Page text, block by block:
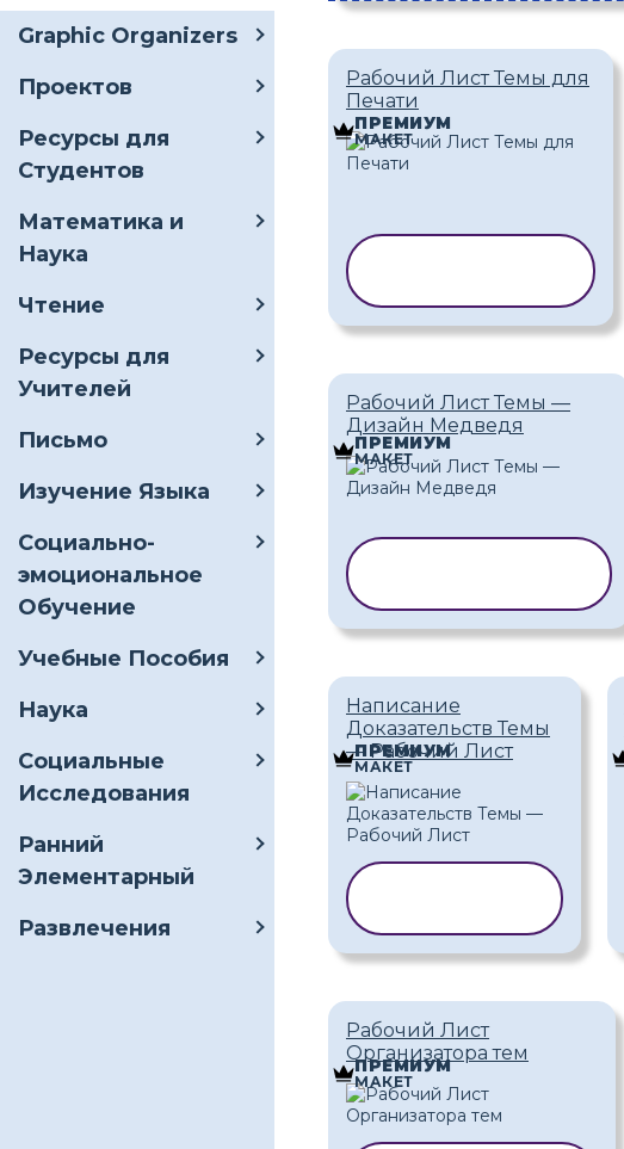
Graphic Organizers
Проектов
Ресурсы для
Студентов
Математика и
Наука
Чтение
Ресурсы для
Учителей
Письмо
Изучение Языка
Социально-
эмоциональное
Обучение
Учебные Пособия
Наука
Социальные
Исследования
Ранний
Элементарный
Развлечения
Рабочий Лист Темы для
Печати
ПРЕМИУМ
МАКЕТ
Рабочий Лист Темы —
Дизайн Медведя
ПРЕМИУМ
МАКЕТ
Написание
Доказательств Темы
— Рабочий Лист
ПРЕМИУМ
МАКЕТ
Рабочий Лист
Организатора тем
ПРЕМИУМ
МАКЕТ